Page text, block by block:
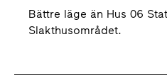
Bättre läge än Hus 06
Slakthusområdet.